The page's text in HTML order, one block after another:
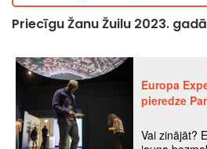
Priecīgu Žanu Žuilu 2023. gadā